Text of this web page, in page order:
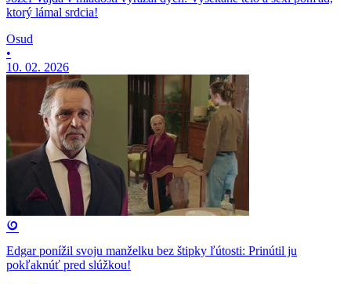
ktorý lámal srdcia!
Osud
•
10. 02. 2026
Edgar ponížil svoju manželku bez štipky ľútosti: Prinútil ju
pokľaknúť pred slúžkou!